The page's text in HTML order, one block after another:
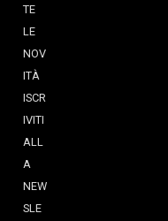
TE
LE
NOV
ITÀ
ISCR
IVITI
ALL
A
NEW
SLE